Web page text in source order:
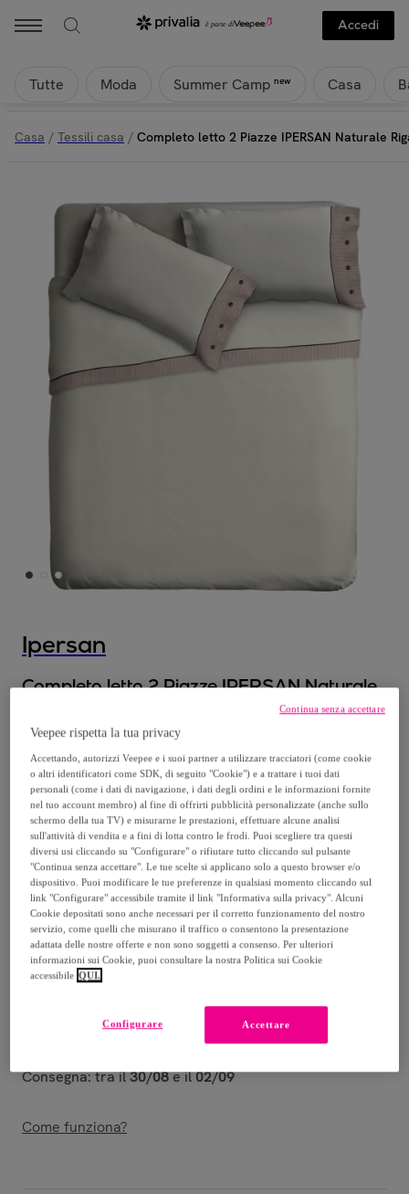
Accedi
Tutte Moda Summer Camp new Casa
Casa / Tessili casa / Completo letto 2 Piazze IPERSAN Naturale
Ipersan
Completo letto 2 Piazze IPERSAN Naturale
Modello: Completo letto 2 Piazze IPERSAN
Naturale Rigato
49,90 €
115,00 €
-56%
Venduto daIPERSAN - La Casa in Armonia
Consegna: tra il30/08e il02/09
Come funziona?
Veepee rispetta la tua privacy
Accettando, autorizzi Veepee e i suoi partner a utilizzare tracciatori (come cookie
o altri identificatori come SDK, di seguito "Cookie") e a trattare i tuoi dati
personali (come i dati di navigazione, i dati degli ordini e le informazioni fornite
nel tuo account membro) al fine di offrirti pubblicità personalizzate (anche sullo
schermo della tua TV) e misurarne le prestazioni, effettuare alcune analisi
sull'attività di vendita e a fini di lotta contro le frodi. Puoi scegliere tra questi
diversi usi cliccando su "Configurare" o rifiutare tutto cliccando sul pulsante
"Continua senza accettare". Le tue scelte si applicano solo a questo browser e/o
dispositivo. Puoi modificare le tue preferenze in qualsiasi momento cliccando sul
link "Configurare" accessibile tramite il link "Informativa sulla privacy". Alcuni
Cookie depositati sono anche necessari per il corretto funzionamento del nostro
servizio, come quelli che misurano il traffico o consentono la presentazione
adattata delle nostre offerte e non sono soggetti a consenso. Per ulteriori
informazioni sui Cookie, puoi consultare la nostra Politica sui Cookie
accessibile QUI.
Accettare
Configurare
Continua senza accettare